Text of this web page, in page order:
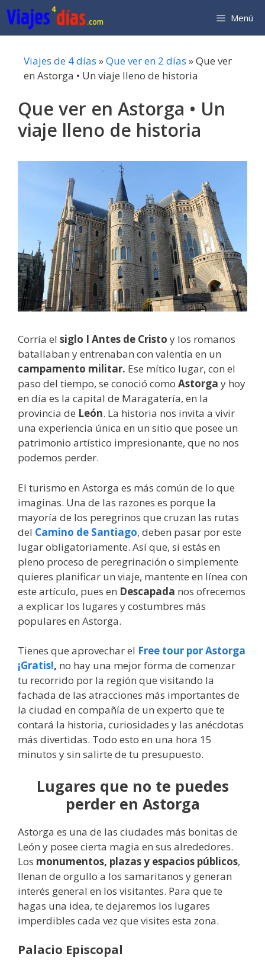
Saltar
al
contenido
Menú
Viajes de 4 días »Que ver en 2 días »Que ver
en Astorga • Un viaje lleno de historia
Que ver en Astorga • Un
viaje lleno de historia
Corría el siglo I Antes de Cristo y los romanos
batallaban y entrenaban con valentía en un
campamento militar. Ese mítico lugar, con el
paso del tiempo, se conoció como Astorga y hoy
en día es la capital de Maragatería, en la
provincia de León. La historia nos invita a vivir
una experiencia única en un sitio que posee un
patrimonio artístico impresionante, que no nos
podemos perder.
El turismo en Astorga es más común de lo que
imaginas. Una de las razones es porque la
mayoría de los peregrinos que cruzan las rutas
del Camino de Santiago, deben pasar por este
lugar obligatoriamente. Así que, si estás en
pleno proceso de peregrinación o simplemente
quieres planificar un viaje, mantente en línea con
este artículo, pues en Descapada nos ofrecemos
a explicar los lugares y costumbres más
populares en Astorga.
Tienes que aprovechar el Free tour por Astorga
¡Gratis!, no hay una mejor forma de comenzar
tu recorrido por la región que visitando la
fachada de las atracciones más importantes de
la ciudad en compañía de un experto que te
contará la historia, curiosidades y las anécdotas
más divertidas. Todo esto en una hora 15
minutos y sin salirte de tu presupuesto.
Lugares que no te puedes
perder en Astorga
Astorga es una de las ciudades más bonitas de
León y posee cierta magia en sus alrededores.
Los monumentos, plazas y espacios públicos,
llenan de orgullo a los samaritanos y generan
interés general en los visitantes. Para que te
hagas una idea, te dejaremos los lugares
imperdibles cada vez que visites esta zona.
Palacio Episcopal